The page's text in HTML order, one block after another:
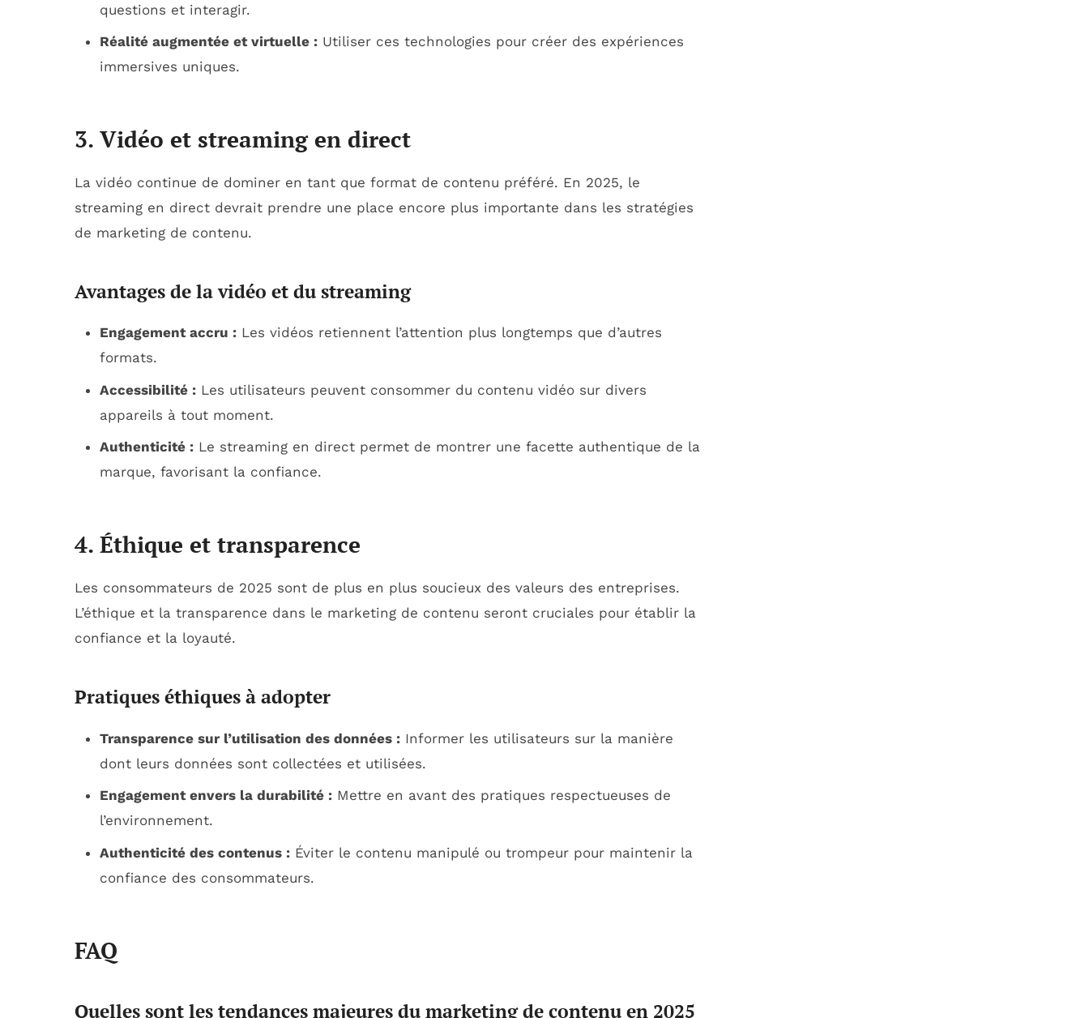
questions et interagir.
Réalité augmentée et virtuelle :Utiliser ces technologies pour créer des expériences
immersives uniques.
3. Vidéo et streaming en direct
La vidéo continue de dominer en tant que format de contenu préféré. En 2025, le
streaming en direct devrait prendre une place encore plus importante dans les stratégies
de marketing de contenu.
Avantages de la vidéo et du streaming
Engagement accru :Les vidéos retiennent l’attention plus longtemps que d’autres
formats.
Accessibilité :Les utilisateurs peuvent consommer du contenu vidéo sur divers
appareils à tout moment.
Authenticité :Le streaming en direct permet de montrer une facette authentique de la
marque, favorisant la confiance.
4. Éthique et transparence
Les consommateurs de 2025 sont de plus en plus soucieux des valeurs des entreprises.
L’éthique et la transparence dans le marketing de contenu seront cruciales pour établir la
confiance et la loyauté.
Pratiques éthiques à adopter
Transparence sur l’utilisation des données :Informer les utilisateurs sur la manière
dont leurs données sont collectées et utilisées.
Engagement envers la durabilité :Mettre en avant des pratiques respectueuses de
l’environnement.
Authenticité des contenus :Éviter le contenu manipulé ou trompeur pour maintenir la
confiance des consommateurs.
FAQ
Quelles sont les tendances majeures du marketing de contenu en 2025